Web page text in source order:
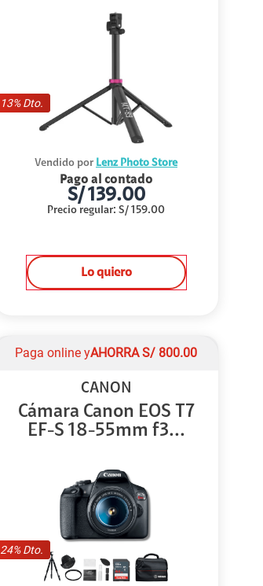
13% Dto.
Vendido por Lenz Photo Store
Pago al contado
S/139.00
Precio regular: S/ 159.00
Lo quiero
24% Dto.
Paga online yAHORRA S/ 800.00
CANON
Cámara Canon EOS T7
EF-S 18-55mm f3...